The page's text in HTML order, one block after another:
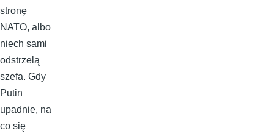
stronę
NATO, albo
niech sami
odstrzelą
szefa. Gdy
Putin
upadnie, na
co się